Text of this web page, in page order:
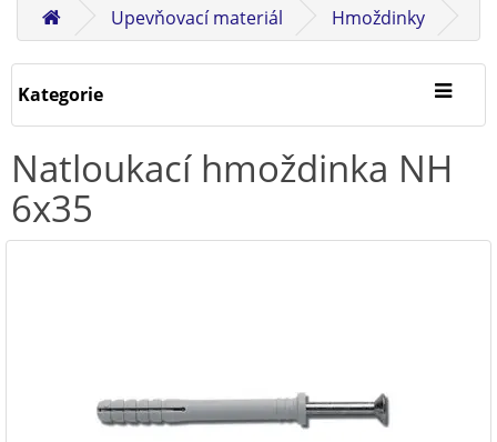
Upevňovací materiál Hmoždinky
Kategorie
Natloukací hmoždinka NH
6x35